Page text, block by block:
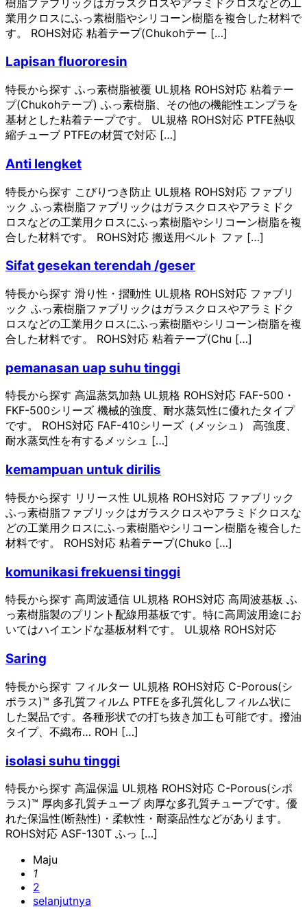
業⽤クロスにふっ素樹脂やシリコーン樹脂を複合した材料で
す。 ROHS対応 粘着テープ(Chukohテー […]
Lapisan fluororesin
特長から探す ふっ素樹脂被覆 UL規格 ROHS対応 粘着テー
プ(Chukohテープ) ふっ素樹脂、その他の機能性エンプラを
基材とした粘着テープです。 UL規格 ROHS対応 PTFE熱収
縮チューブ PTFEの材質で対応 […]
Anti lengket
特長から探す こびりつき防止 UL規格 ROHS対応 ファブリ
ック ふっ素樹脂ファブリックはガラスクロスやアラミドク
ロスなどの⼯業⽤クロスにふっ素樹脂やシリコーン樹脂を複
合した材料です。 ROHS対応 搬送用ベルト ファ […]
Sifat gesekan terendah /geser
特長から探す 滑り性・摺動性 UL規格 ROHS対応 ファブリ
ック ふっ素樹脂ファブリックはガラスクロスやアラミドク
ロスなどの⼯業⽤クロスにふっ素樹脂やシリコーン樹脂を複
合した材料です。 ROHS対応 粘着テープ(Chu […]
pemanasan uap suhu tinggi
特長から探す 高温蒸気加熱 UL規格 ROHS対応 FAF-500・
FKF-500シリーズ 機械的強度、耐水蒸気性に優れたタイプ
です。 ROHS対応 FAF-410シリーズ（メッシュ） 高強度、
耐水蒸気性を有するメッシュ […]
kemampuan untuk dirilis
特長から探す リリース性 UL規格 ROHS対応 ファブリック
ふっ素樹脂ファブリックはガラスクロスやアラミドクロスな
どの⼯業⽤クロスにふっ素樹脂やシリコーン樹脂を複合した
材料です。 ROHS対応 粘着テープ(Chuko […]
komunikasi frekuensi tinggi
特長から探す 高周波通信 UL規格 ROHS対応 高周波基板 ふ
っ素樹脂製のプリント配線用基板です。特に高周波用途にお
いてはハイエンドな基板材料です。 UL規格 ROHS対応
Saring
特長から探す フィルター UL規格 ROHS対応 C-Porous(シ
ポラス)™ 多孔質フィルム PTFEを多孔質化しフィルム状に
した製品です。各種形状での打ち抜き加工も可能です。撥油
タイプ、不織布… ROH […]
isolasi suhu tinggi
特長から探す 高温保温 UL規格 ROHS対応 C-Porous(シポ
ラス)™ 厚肉多孔質チューブ 肉厚な多孔質チューブです。優
れた保温性(断熱性)・柔軟性・耐薬品性などがあります。
ROHS対応 ASF-130T ふっ […]
Maju
1
2
selanjutnya